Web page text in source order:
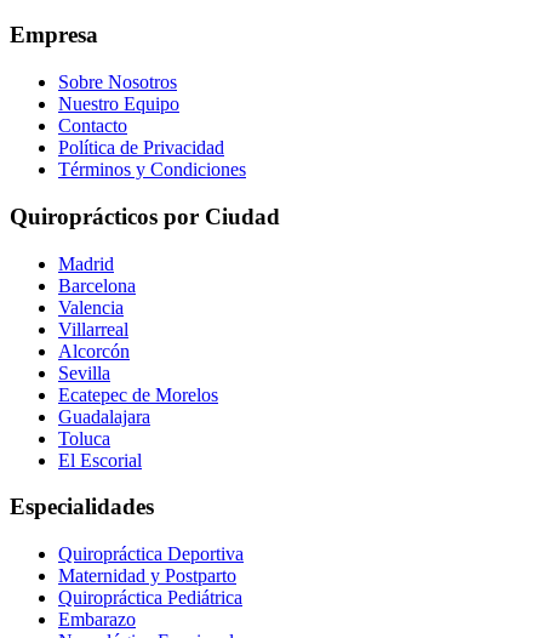
Empresa
Sobre Nosotros
Nuestro Equipo
Contacto
Política de Privacidad
Términos y Condiciones
Quiroprácticos por Ciudad
Madrid
Barcelona
Valencia
Villarreal
Alcorcón
Sevilla
Ecatepec de Morelos
Guadalajara
Toluca
El Escorial
Especialidades
Quiropráctica Deportiva
Maternidad y Postparto
Quiropráctica Pediátrica
Embarazo